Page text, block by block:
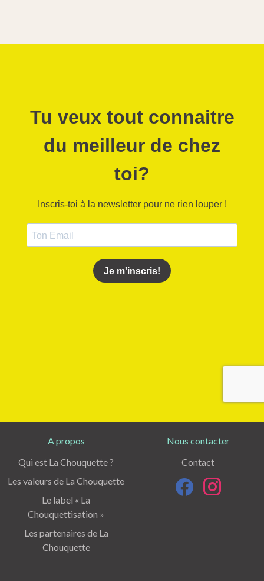
A propos
Qui est La Chouquette ?
Les valeurs de La Chouquette
Le label « La
Chouquettisation »
Les partenaires de La
Chouquette
Nous contacter
Contact